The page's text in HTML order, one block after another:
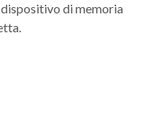
di memoria